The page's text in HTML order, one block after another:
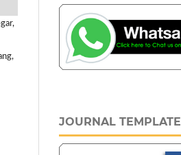
JOURNAL TEMPLATE